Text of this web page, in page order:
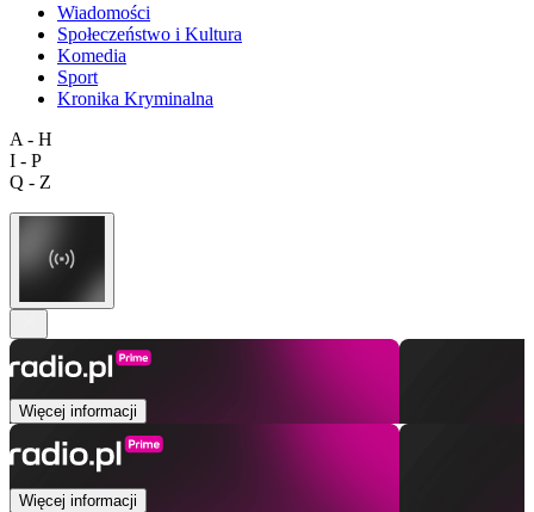
Wiadomości
Społeczeństwo i Kultura
Komedia
Sport
Kronika Kryminalna
A - H
I - P
Q - Z
Więcej informacji
Więcej informacji